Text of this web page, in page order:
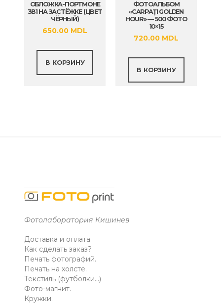
ОБЛОЖКА-ПОРТМОНЕ
3В1 НА ЗАСТЁЖКЕ (ЦВЕТ
ЧЁРНЫЙ)
650.00 MDL
В КОРЗИНУ
ФОТОАЛЬБОМ
«CARPAȚI GOLDEN
HOUR» — 500 ФОТО
10×15
720.00 MDL
В КОРЗИНУ
Фотолаборатория Кишинев
Доставка и оплата
Как сделать заказ?
Печать фотографий.
Печать на холсте.
Текстиль (футболки...)
Фото-магнит.
Кружки.